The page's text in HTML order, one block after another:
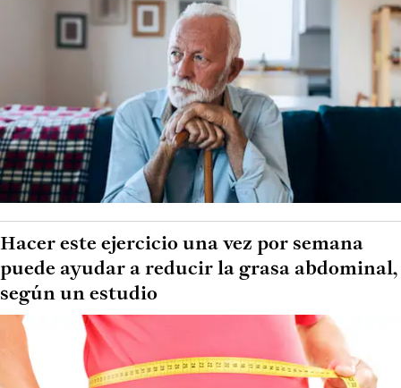
Hacer este ejercicio una vez por semana
puede ayudar a reducir la grasa abdominal,
según un estudio